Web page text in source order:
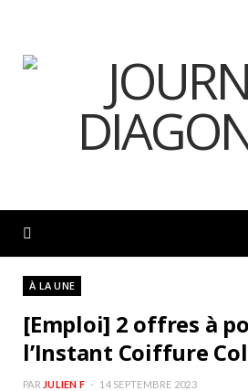
À LA UNE
[Emploi] 2 offres à
l’Instant Coiffure
PAR JULIEN F 14 SEPTEMBRE 2023